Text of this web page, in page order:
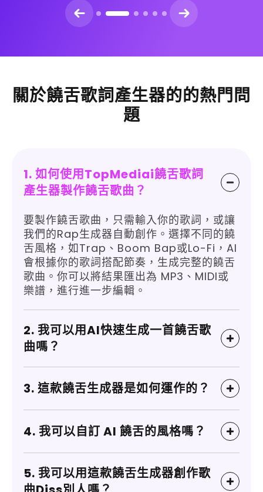
關於饒舌歌詞產生器的的熱門問
題
1. 如何使用TopMediai饒舌歌詞
產生器製作饒舌歌曲？
要製作饒舌歌曲，只需輸入你的歌詞，或讓
我們的Rap生成器自動創作。選擇不同的饒
舌風格，如Trap、Boom Bap或Lo-Fi，AI
會根據你的歌詞搭配節奏，生成完整的饒舌
歌曲。你可以將結果匯出為 MP3、MIDI或
樂譜，進行進一步編輯。
2. 我可以用AI快速生成一首饒舌歌
曲嗎？
3. 這款饒舌生成器是如何運作的？
4. 我可以自訂 AI 饒舌的風格嗎？
5. 我可以用這款饒舌生成器創作歌